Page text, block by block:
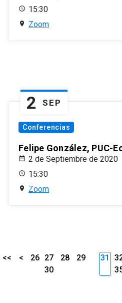
15:30
Zoom
2 SEP
Conferencias
Felipe González, PUC-
2 de Septiembre de 2020
15:30
Zoom
<< < 26 27 28
29
30
31